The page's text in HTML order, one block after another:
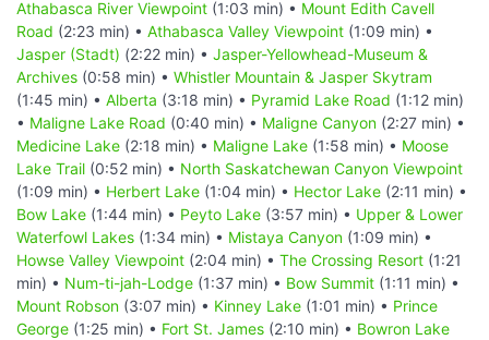
Athabasca River Viewpoint (1:03 min) • Mount Edith Cavell
Road (2:23 min) • Athabasca Valley Viewpoint (1:09 min) •
Jasper (Stadt) (2:22 min) • Jasper-Yellowhead-Museum &
Archives (0:58 min) • Whistler Mountain & Jasper Skytram
(1:45 min) • Alberta (3:18 min) • Pyramid Lake Road (1:12 min)
• Maligne Lake Road (0:40 min) • Maligne Canyon (2:27 min) •
Medicine Lake (2:18 min) • Maligne Lake (1:58 min) • Moose
Lake Trail (0:52 min) • North Saskatchewan Canyon Viewpoint
(1:09 min) • Herbert Lake (1:04 min) • Hector Lake (2:11 min) •
Bow Lake (1:44 min) • Peyto Lake (3:57 min) • Upper & Lower
Waterfowl Lakes (1:34 min) • Mistaya Canyon (1:09 min) •
Howse Valley Viewpoint (2:04 min) • The Crossing Resort (1:21
min) • Num-ti-jah-Lodge (1:37 min) • Bow Summit (1:11 min) •
Mount Robson (3:07 min) • Kinney Lake (1:01 min) • Prince
George (1:25 min) • Fort St. James (2:10 min) • Bowron Lake